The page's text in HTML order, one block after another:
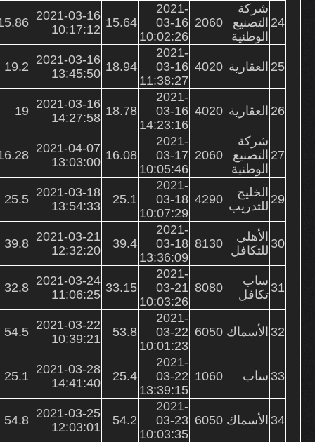
24
شركة
التصنيع
الوطنية
2060
2021-
03-16
10:02:26
15.64
2021-03-16
10:17:12
25 العقارية 4020
2021-
03-16
11:38:27
18.94
2021-03-16
13:45:50
19.2
26 العقارية 4020
2021-
03-16
14:23:16
18.78
2021-03-16
14:27:58
19
27
شركة
التصنيع
الوطنية
2060
2021-
03-17
10:05:46
16.08
2021-04-07
13:03:00
29 الخليج
للتدريب 4290
2021-
03-18
10:07:29
25.1
2021-03-18
13:54:33
25.5
30 الأهلي
للتكافل 8130
2021-
03-18
13:36:09
39.4
2021-03-21
12:32:20
39.8
31 ساب
تكافل
8080
2021-
03-21
10:03:26
33.15
2021-03-24
11:06:25
32.8
32 الأسماك 6050
2021-
03-22
10:01:23
53.8
2021-03-22
10:39:21
54.5
33 ساب 1060
2021-
03-22
13:39:15
25.4
2021-03-28
14:41:40
25.1
34 الأسماك 6050
2021-
03-23
10:03:35
54.2
2021-03-25
12:03:01
54.8